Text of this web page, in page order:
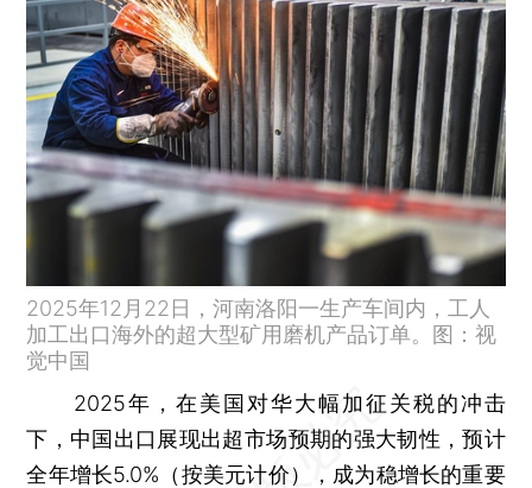
2025年12月22日，河南洛阳一生产车间内，工人
加工出口海外的超大型矿用磨机产品订单。图：视
觉中国
2025年，在美国对华大幅加征关税的冲击
下，中国出口展现出超市场预期的强大韧性，预计
全年增长5.0%（按美元计价），成为稳增长的重要